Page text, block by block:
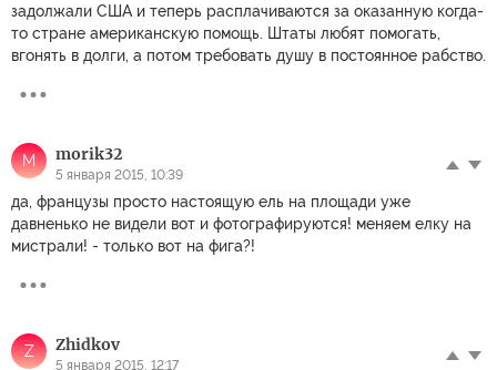
задолжали США и теперь расплачиваются за оказанную когда-
то стране американскую помощь. Штаты любят помогать,
вгонять в долги, а потом требовать душу в постоянное рабство.
M morik32
5 января 2015, 10:39
да, французы просто настоящую ель на площади уже
давненько не видели вот и фотографируются! меняем елку на
мистрали! - только вот на фига?!
Z Zhidkov
5 января 2015, 12:17